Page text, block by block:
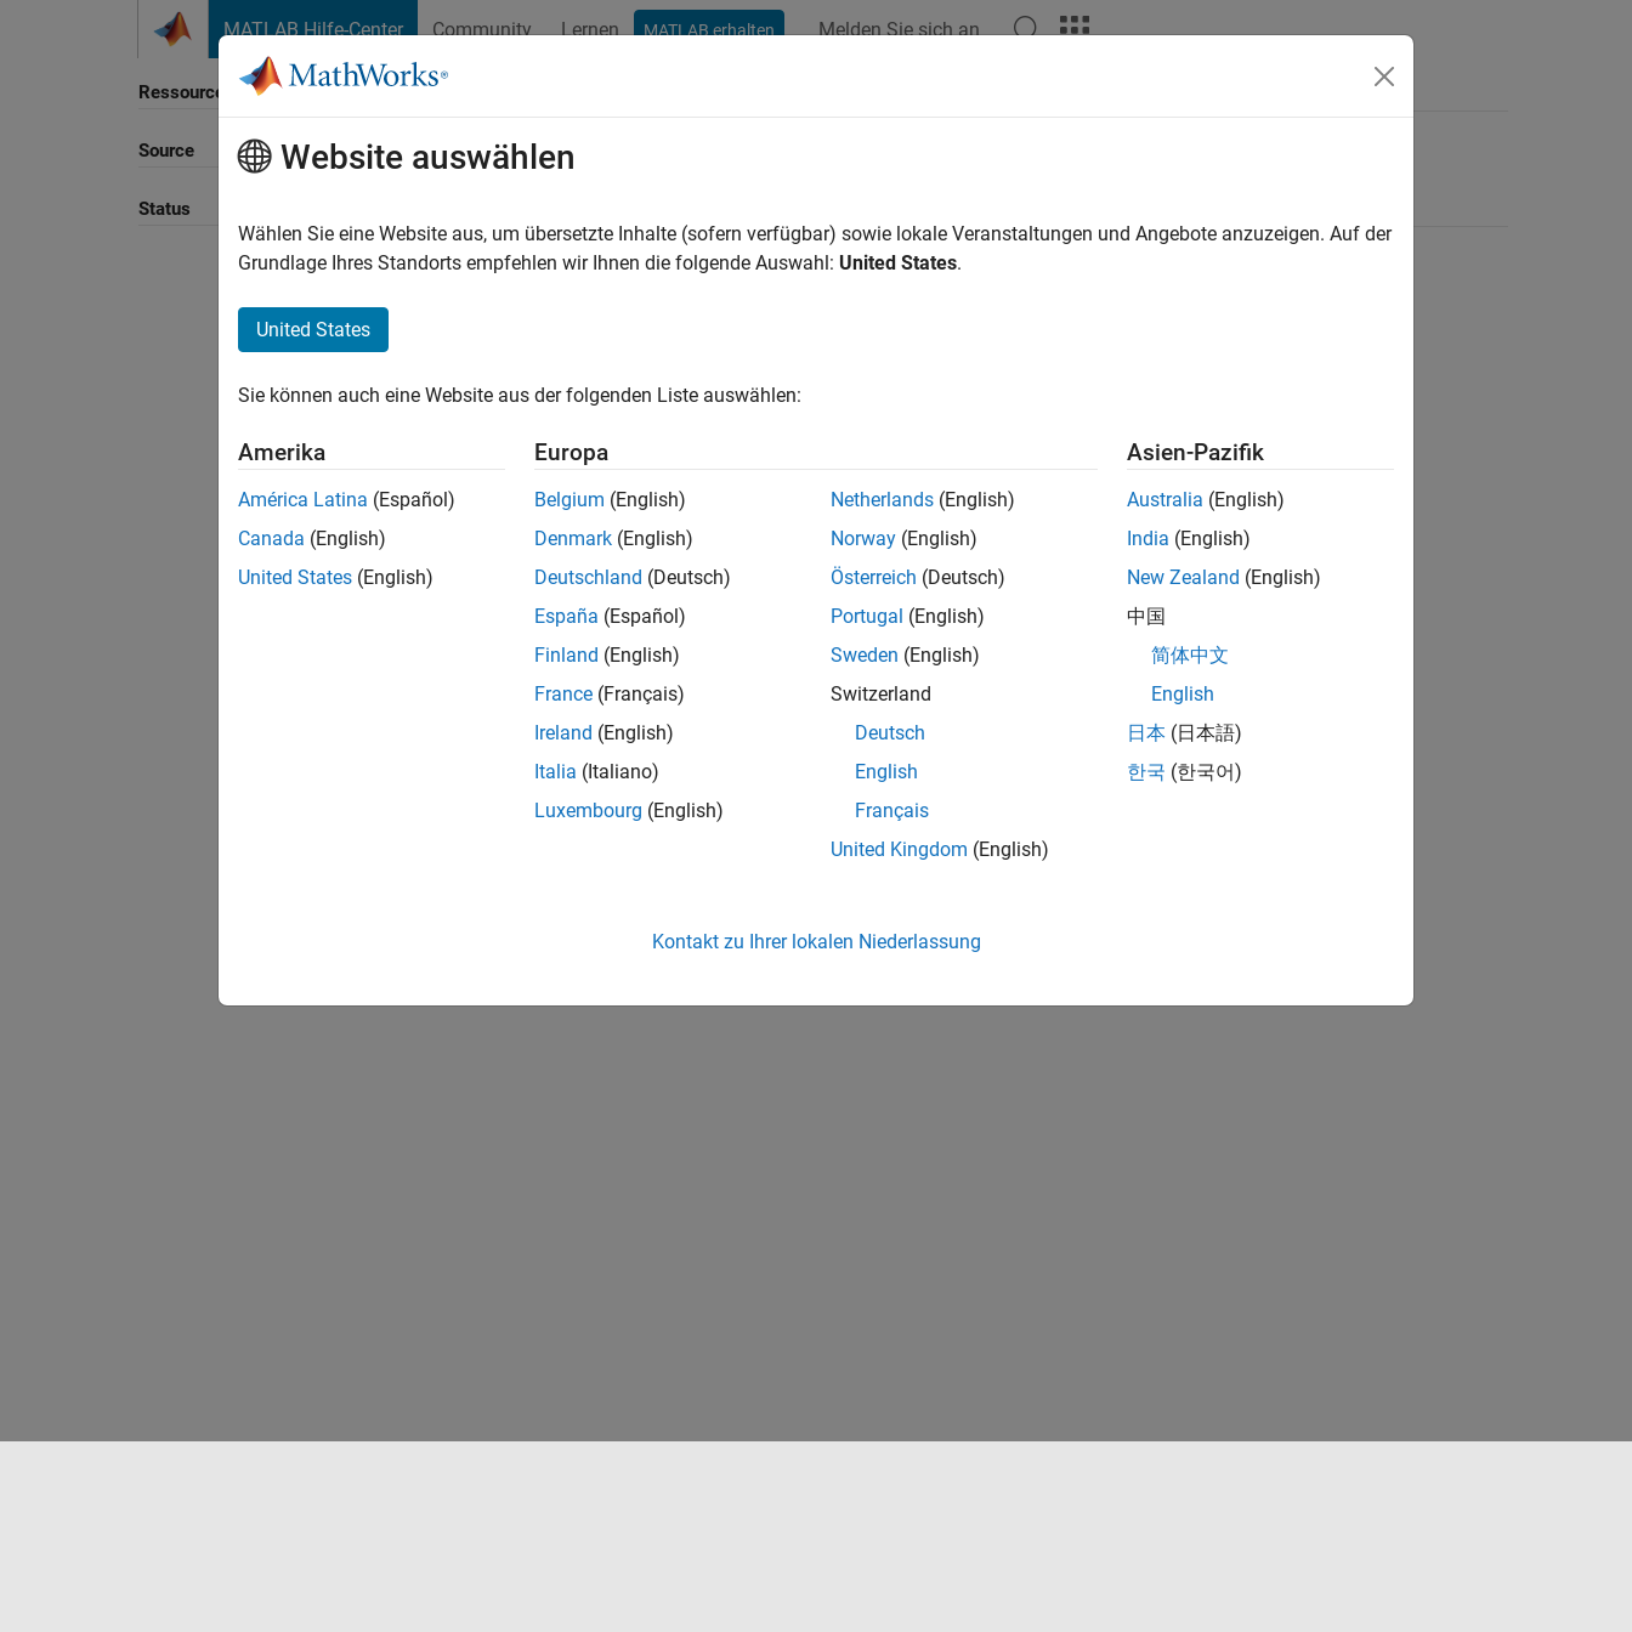
MATLAB Hilfe-Center Community Lernen MATLAB erhalten Melden Sie sich an
Ressource
Source
Status
Sortieren nach
Website auswählen
Wählen Sie eine Website aus, um übersetzte Inhalte (sofern verfügbar) sowie lokale Veranstaltungen und Angebote anzuzeigen. Auf der
Grundlage Ihres Standorts empfehlen wir Ihnen die folgende Auswahl: United States.
United States
Sie können auch eine Website aus der folgenden Liste auswählen:
Amerika
América Latina (Español)
Canada (English)
United States (English)
Europa
Belgium (English)
Denmark (English)
Deutschland (Deutsch)
España (Español)
Finland (English)
France (Français)
Ireland (English)
Italia (Italiano)
Luxembourg (English)
Netherlands (English)
Norway (English)
Österreich (Deutsch)
Portugal (English)
Sweden (English)
Switzerland
Deutsch
English
Français
United Kingdom (English)
Asien-Pazifik
Australia (English)
India (English)
New Zealand (English)
中国
简体中文
English
日本 (日本語)
한국 (한국어)
Kontakt zu Ihrer lokalen Niederlassung